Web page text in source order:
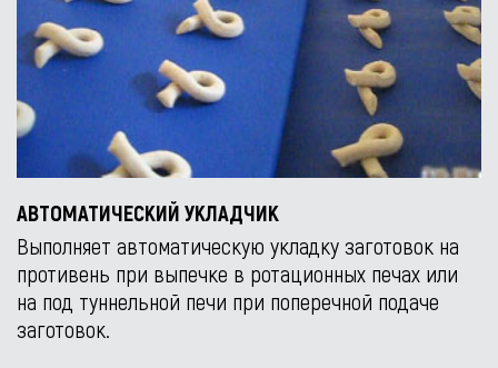
АВТОМАТИЧЕСКИЙ УКЛАДЧИК
Выполняет автоматическую укладку заготовок на
противень при выпечке в ротационных печах или
на под туннельной печи при поперечной подаче
заготовок.